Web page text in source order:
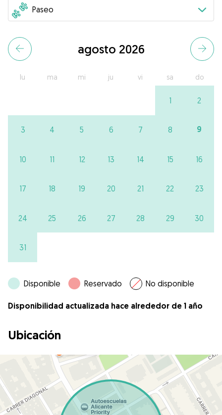
agosto 2026
lu ma mi ju vi sa do
1 2
3 4 5 6 7 8 9
10 11 12 13 14 15 16
17 18 19 20 21 22 23
24 25 26 27 28 29 30
31
Disponible Reservado No disponible
Disponibilidad actualizada hace alrededor de 1 año
Ubicación